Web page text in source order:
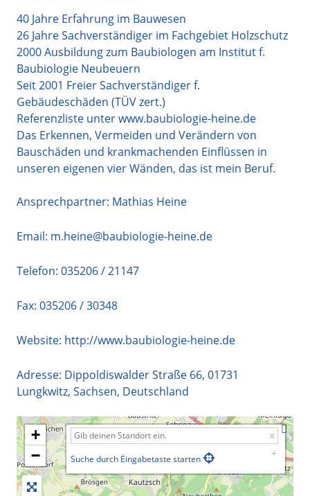
40 Jahre Erfahrung im Bauwesen
26 Jahre Sachverständiger im Fachgebiet Holzschutz
2000 Ausbildung zum Baubiologen am Institut f.
Baubiologie Neubeuern
Seit 2001 Freier Sachverständiger f.
Gebäudeschäden (TÜV zert.)
Referenzliste unter www.baubiologie-heine.de
Das Erkennen, Vermeiden und Verändern von
Bauschäden und krankmachenden Einflüssen in
unseren eigenen vier Wänden, das ist mein Beruf.
Ansprechpartner: Mathias Heine
Email: m.heine@baubiologie-heine.de
Telefon: 035206 / 21147
Fax: 035206 / 30348
Website: http://www.baubiologie-heine.de
Adresse: Dippoldiswalder Straße 66, 01731
Lungkwitz, Sachsen, Deutschland
+
−
Suche durch Eingabetaste starten